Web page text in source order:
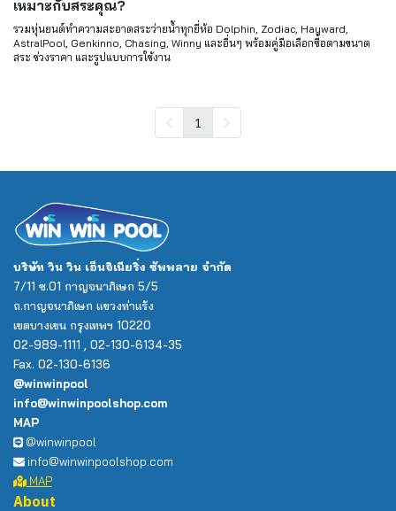
เหมาะกับสระคุณ?
รวมหุ่นยนต์ทำความสะอาดสระว่ายน้ำทุกยี่ห้อ Dolphin, Zodiac, Hayward,
AstralPool, Genkinno, Chasing, Winny และอื่นๆ พร้อมคู่มือเลือกซื้อตามขนาด
สระ ช่วงราคา และรูปแบบการใช้งาน
1
บริษัท วิน วิน เอ็นจิเนียริ่ง ซัพพลาย จำกัด
7/11 ซ.01 กาญจนาภิเษก 5/5
ถ.กาญจนาภิเษก แขวงท่าแร้ง
เขตบางเขน กรุงเทพฯ 10220
02-989-1111 , 02-130-6134-35
Fax. 02-130-6136
@winwinpool
info@winwinpoolshop.com
MAP
@winwinpool
info@winwinpoolshop.com
MAP
About